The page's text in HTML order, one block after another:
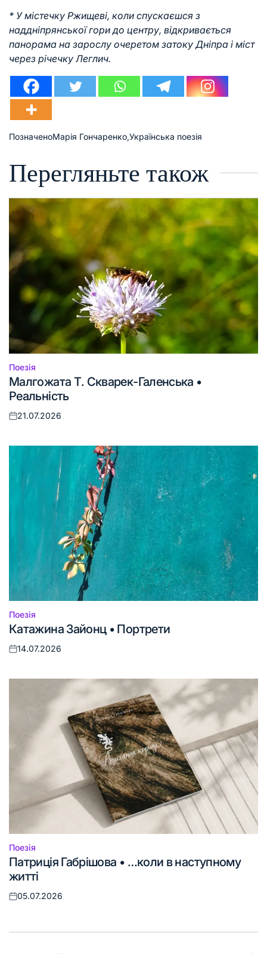
* У містечку Ржищеві, коли спускаєшся з
наддніпрянської гори до центру, відкривається
панорама на зарослу очеретом затоку Дніпра і міст
через річечку Леглич.
ПозначеноМарія Гончаренко,Українська поезія
Перегляньте також
Опублікувати
у
Поезія
Малгожата Т. Скварек-Галенська •
Реальність
Оприлюднено
21.07.2026
Опублікувати
у
Поезія
Катажина Зайонц • Портрети
Оприлюднено
14.07.2026
Опублікувати
у
Поезія
Патриція Габрішова • …коли в наступному
житті
Оприлюднено
05.07.2026